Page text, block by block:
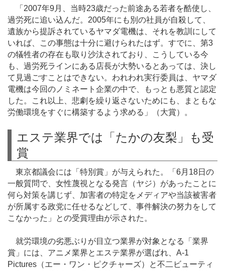
「2007年9月、当時23歳だった前途ある若者を酷使し、
過労死に追い込んだ。2005年にも別の社員が自殺して、
遺族から提訴されているヤマダ電機は、それを教訓にして
いれば、この事態は十分に避けられたはず。すでに、第3
の犠牲者の存在も取り沙汰されており、こうしている今
も、過労死ラインにある店長が大勢いるとあっては、決し
て見過ごすことはできない。われわれ実行委員は、ヤマダ
電機は今回のノミネート企業の中で、もっとも悪質と認定
した。これ以上、悲劇を繰り返さないためにも、まともな
労働環境をすぐに構築するよう求める」（大賞）。
エステ業界では「たかの友梨」も受
賞
東京都議会には「特別賞」が与えられた。「6月18日の
一般質問で、女性蔑視となる発言（ヤジ）があったことに
何ら対策を講じず、加害者の特定をメディアや当該被害者
が所属する政党に任せるなどして、事件解決の努力をして
こなかった」との受賞理由が示された。
就労環境の劣悪ぶりが目立つ業界が対象となる「業界
賞」には、アニメ業界とエステ業界が選ばれ、A-1
Pictures（エー・ワン・ピクチャーズ）と不二ビューティ